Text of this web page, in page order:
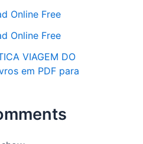
Online Free
Online Free
VIAGEM DO
em PDF para